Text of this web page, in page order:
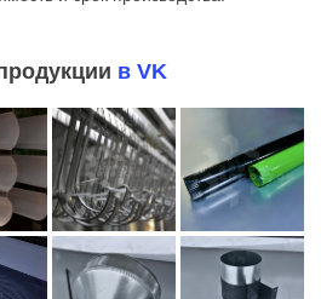
в VK